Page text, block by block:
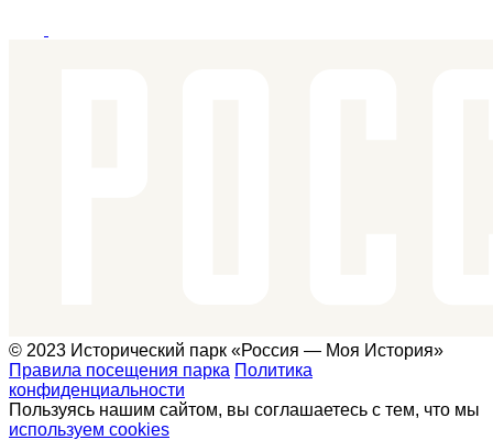
© 2023 Исторический парк «Россия — Моя История»
Правила посещения парка Политика
конфиденциальности
Пользуясь нашим сайтом, вы соглашаетесь с тем, что мы
используем cookies